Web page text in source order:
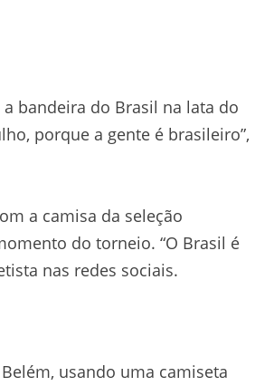
bandeira do Brasil na lata do
porque a gente é brasileiro”,
a camisa da seleção
do torneio. “O Brasil é
nas redes sociais.
usando uma camiseta